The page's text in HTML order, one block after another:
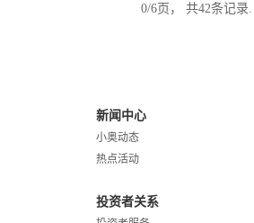
0/6页， 共42条记录
新闻中心
小奥动态
热点活动
投资者关系